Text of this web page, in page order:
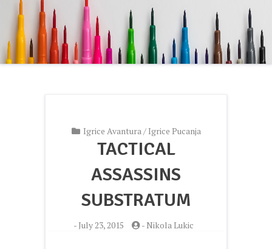
Igrice Avantura/ Igrice Pucanja
TACTICAL
ASSASSINS
SUBSTRATUM
- July 23, 2015 -Nikola Lukic